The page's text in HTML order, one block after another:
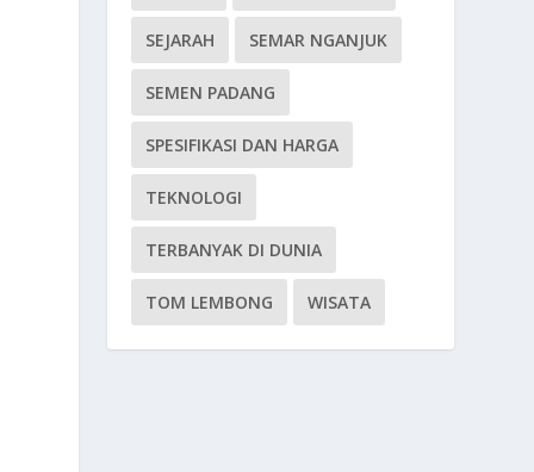
SEJARAH SEMAR NGANJUK
SEMEN PADANG
SPESIFIKASI DAN HARGA
TEKNOLOGI
TERBANYAK DI DUNIA
TOM LEMBONG WISATA